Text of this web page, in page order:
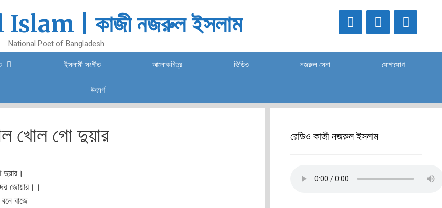
| কাজী নজরুল ইসলাম
National Poet of Bangladesh
ইসলামী সংগীত আলোকচিত্র ভিডিও নজরুল সেনা যোগাযোগ
উৎসর্গ
খোল গো দুয়ার
জোয়ার।।
বাজে
রেডিও কাজী নজরুল ইসলাম